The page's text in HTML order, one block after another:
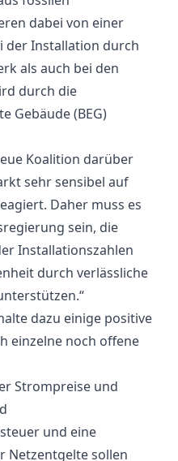
dabei von einer
der Installation durch
als auch bei den
durch die
Gebäude (BEG)
Koalition darüber
sehr sensibel auf
Daher muss es
sein, die
Installationszahlen
durch verlässliche
dazu einige positive
einzelne noch offene
Strompreise und
und eine
Netzentgelte sollen